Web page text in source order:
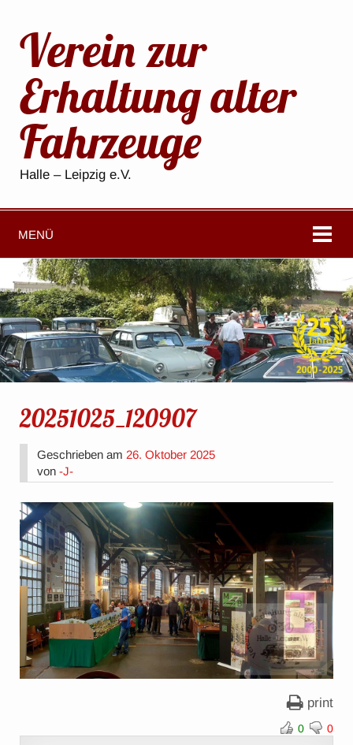
Verein zur
Erhaltung alter
Fahrzeuge
Halle – Leipzig e.V.
MENÜ
20251025_120907
Geschrieben am 26. Oktober 2025
von-J-
print
0 0